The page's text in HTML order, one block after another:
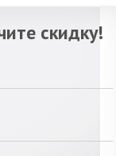
скидку!